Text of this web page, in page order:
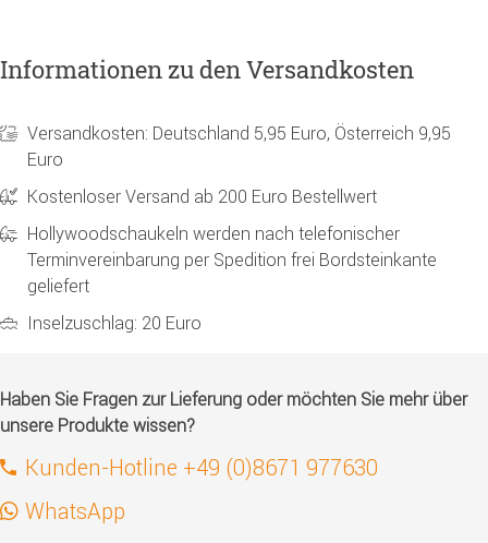
Informationen zu den Versandkosten
Versandkosten: Deutschland 5,95 Euro, Österreich 9,95
Euro
Kostenloser Versand ab 200 Euro Bestellwert
Hollywoodschaukeln werden nach telefonischer
Terminvereinbarung per Spedition frei Bordsteinkante
geliefert
Inselzuschlag: 20 Euro
Haben Sie Fragen zur Lieferung oder möchten Sie mehr über
unsere Produkte wissen?
Kunden-Hotline +49 (0)8671 977630
WhatsApp